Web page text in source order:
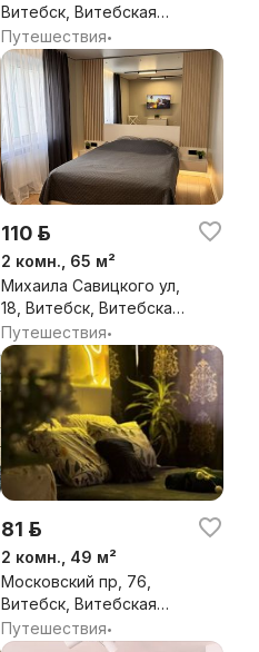
Витебск, Витебская
обл.
Путешествия•
110 р.
2 комн., 65 м²
Михаила Савицкого ул,
18, Витебск, Витебская
обл.
Путешествия•
81 р.
2 комн., 49 м²
Московский пр, 76,
Витебск, Витебская
обл.
Путешествия•